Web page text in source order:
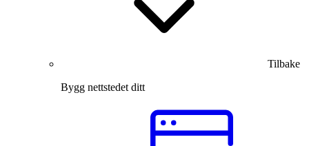
Tilbake
Bygg nettstedet ditt